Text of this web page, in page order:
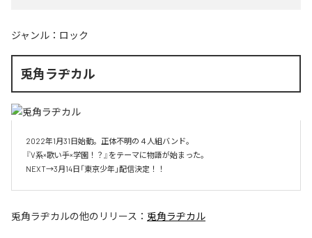
ジャンル： ロック
兎角ラヂカル
2022年1月31日始動。正体不明の４人組バンド。
『V系×歌い手×学園！？』をテーマに物語が始まった。
NEXT→3月14日「東京少年」配信決定！！
兎角ラヂカルの他のリリース： 兎角ラヂカル